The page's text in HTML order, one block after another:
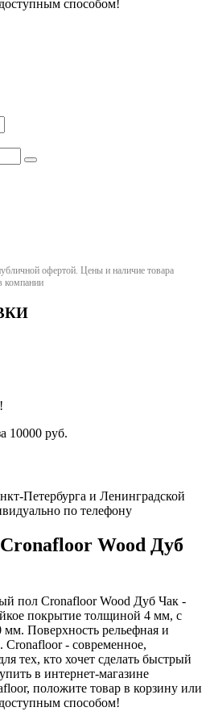
способом!
офертой. Цены и наличие товара
компании
10000 руб.
Петербурга и Ленинградской
по телефону
Wood Дуб
пол Cronafloor Wood Дуб Чак -
покрытие толщиной 4 мм, с
Поверхность рельефная и
Cronafloor - современное,
тех, кто хочет сделать быстрый
в интернет-магазине
положите товар в корзину или
способом!